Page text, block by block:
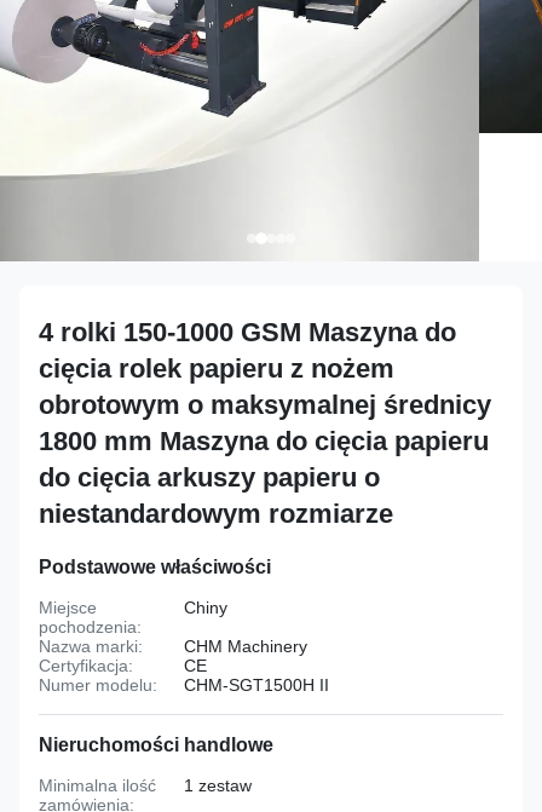
4 rolki 150-1000 GSM Maszyna do
cięcia rolek papieru z nożem
obrotowym o maksymalnej średnicy
1800 mm Maszyna do cięcia papieru
do cięcia arkuszy papieru o
niestandardowym rozmiarze
Podstawowe właściwości
Miejsce
pochodzenia:
Chiny
Nazwa marki:
CHM Machinery
Certyfikacja:
CE
Numer modelu:
CHM-SGT1500H II
Nieruchomości handlowe
Minimalna ilość
zamówienia:
1 zestaw